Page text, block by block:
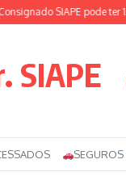
SIAPE pode ter 120
SIAPE
SEGUROS